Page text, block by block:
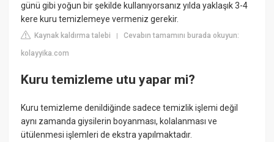
günü gibi yoğun bir şekilde kullanıyorsanız yılda yaklaşık 3-4
kere kuru temizlemeye vermeniz gerekir.
Kaynak kaldırma talebi |Cevabın tamamını burada okuyun:
kolayyika.com
Kuru temizleme utu yapar mi?
Kuru temizleme denildiğinde sadece temizlik işlemi değil
aynı zamanda giysilerin boyanması, kolalanması ve
ütülenmesi işlemleri de ekstra yapılmaktadır.